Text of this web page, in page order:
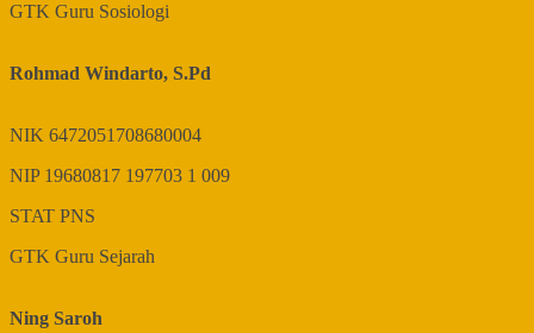
GTK Guru Sosiologi
Rohmad Windarto, S.Pd
NIK 6472051708680004
NIP 19680817 197703 1 009
STAT PNS
GTK Guru Sejarah
Ning Saroh